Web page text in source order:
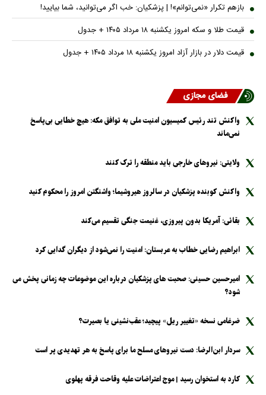
بازهم تکرار «نمی‌توانم»! | پزشکیان: خب اگر می‌توانید، شما بیایید!
قیمت طلا و سکه امروز یکشنبه ۱۸ مرداد ۱۴۰۵ + جدول
قیمت دلار در بازار آزاد امروز یکشنبه ۱۸ مرداد ۱۴۰۵ + جدول
فضای مجازی
واکنش تند رئیس کمیسیون امنیت ملی به توافق مکه: هیچ خطایی بی‌پاسخ
نمی‌ماند
ولایتی: نیرو‌های خارجی باید منطقه را ترک کنند
واکنش کوبنده پزشکیان در سالروز هیروشیما؛ واشنگتن امروز را محکوم کنید
بقائی: آمریکا بدون پیروزی، غنیمت جنگی تقسیم می‌کند
ابراهیم رضایی خطاب به عربستان: امنیت را نمی‌شود از دیگران گدایی کرد
امیرحسین حسینی: صحبت های پزشکیان درباره این موضوعات چه زمانی پخش می
شود؟
ضرغامی نسخه «تغییر ریل» پیچید؛ عقب‌نشینی یا بصیرت؟
سردار ابن‌الرضا: دست نیرو‌های مسلح ما برای پاسخ به هر تهدیدی پر است
کارد به استخوان رسید | موج اعتراضات علیه وقاحت فرقه پهلوی